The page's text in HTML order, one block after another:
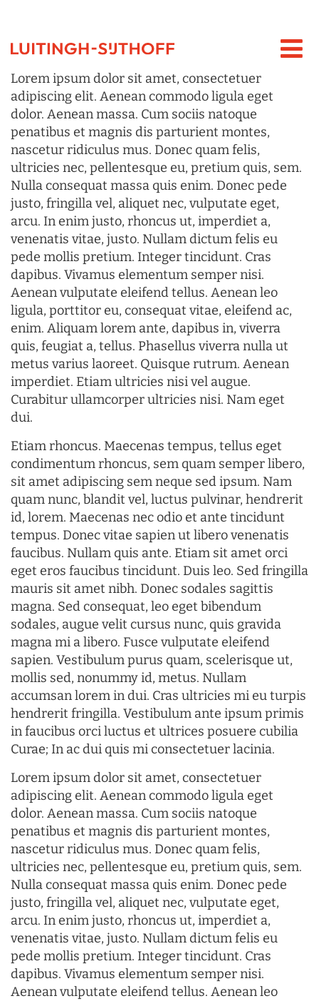
Lorem ipsum dolor sit amet, consectetuer
adipiscing elit. Aenean commodo ligula eget
dolor. Aenean massa. Cum sociis natoque
penatibus et magnis dis parturient montes,
nascetur ridiculus mus. Donec quam felis,
ultricies nec, pellentesque eu, pretium quis, sem.
Nulla consequat massa quis enim. Donec pede
justo, fringilla vel, aliquet nec, vulputate eget,
arcu. In enim justo, rhoncus ut, imperdiet a,
venenatis vitae, justo. Nullam dictum felis eu
pede mollis pretium. Integer tincidunt. Cras
dapibus. Vivamus elementum semper nisi.
Aenean vulputate eleifend tellus. Aenean leo
ligula, porttitor eu, consequat vitae, eleifend ac,
enim. Aliquam lorem ante, dapibus in, viverra
quis, feugiat a, tellus. Phasellus viverra nulla ut
metus varius laoreet. Quisque rutrum. Aenean
imperdiet. Etiam ultricies nisi vel augue.
Curabitur ullamcorper ultricies nisi. Nam eget
dui.
Etiam rhoncus. Maecenas tempus, tellus eget
condimentum rhoncus, sem quam semper libero,
sit amet adipiscing sem neque sed ipsum. Nam
quam nunc, blandit vel, luctus pulvinar, hendrerit
id, lorem. Maecenas nec odio et ante tincidunt
tempus. Donec vitae sapien ut libero venenatis
faucibus. Nullam quis ante. Etiam sit amet orci
eget eros faucibus tincidunt. Duis leo. Sed fringilla
mauris sit amet nibh. Donec sodales sagittis
magna. Sed consequat, leo eget bibendum
sodales, augue velit cursus nunc, quis gravida
magna mi a libero. Fusce vulputate eleifend
sapien. Vestibulum purus quam, scelerisque ut,
mollis sed, nonummy id, metus. Nullam
accumsan lorem in dui. Cras ultricies mi eu turpis
hendrerit fringilla. Vestibulum ante ipsum primis
in faucibus orci luctus et ultrices posuere cubilia
Curae; In ac dui quis mi consectetuer lacinia.
Lorem ipsum dolor sit amet, consectetuer
adipiscing elit. Aenean commodo ligula eget
dolor. Aenean massa. Cum sociis natoque
penatibus et magnis dis parturient montes,
nascetur ridiculus mus. Donec quam felis,
ultricies nec, pellentesque eu, pretium quis, sem.
Nulla consequat massa quis enim. Donec pede
justo, fringilla vel, aliquet nec, vulputate eget,
arcu. In enim justo, rhoncus ut, imperdiet a,
venenatis vitae, justo. Nullam dictum felis eu
pede mollis pretium. Integer tincidunt. Cras
dapibus. Vivamus elementum semper nisi.
Aenean vulputate eleifend tellus. Aenean leo